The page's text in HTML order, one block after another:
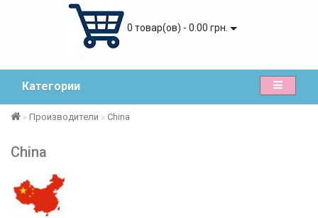
0 товар(ов) - 0.00 грн.
Категории
Производители China
China